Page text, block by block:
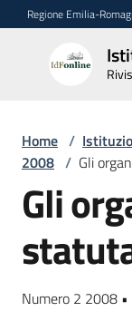
Vai al contenuto
Vai alla navigazione
Vai al footer
Regione Emilia-
giuridici e
La
Rivista
Numeri
Menu
Home /
2008 / Gli
Gli
Numero 2 2008 •